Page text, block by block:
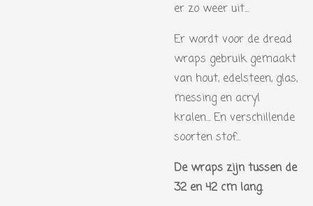
er zo weer uit...
Er wordt voor de dread
wraps gebruik gemaakt
van hout, edelsteen, glas,
messing en acryl
kralen... En verschillende
soorten stof...
De wraps zijn tussen de
32 en 42 cm lang.